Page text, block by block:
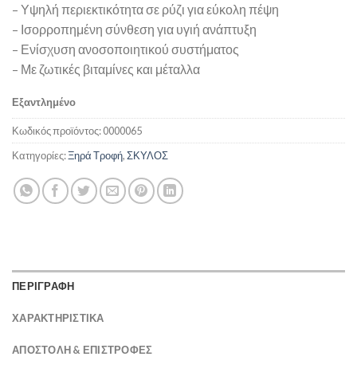
– Υψηλή περιεκτικότητα σε ρύζι για εύκολη πέψη
– Ισορροπημένη σύνθεση για υγιή ανάπτυξη
– Ενίσχυση ανοσοποιητικού συστήματος
– Με ζωτικές βιταμίνες και μέταλλα
Εξαντλημένο
Κωδικός προϊόντος:0000065
Κατηγορίες:Ξηρά Τροφή,ΣΚΥΛΟΣ
ΠΕΡΙΓΡΑΦΗ
ΧΑΡΑΚΤΗΡΙΣΤΙΚΑ
ΑΠΟΣΤΟΛΉ & ΕΠΙΣΤΡΟΦΈΣ